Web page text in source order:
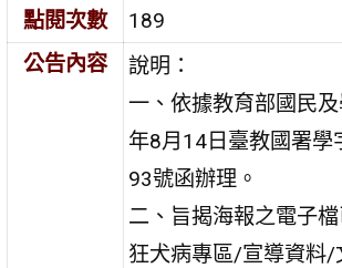
點閱次數
189
公告內容
說明：
一、依據教育部國民
年8月14日臺教國署
93號函辦理。
二、旨揭海報之電子
狂犬病專區/宣導資料/